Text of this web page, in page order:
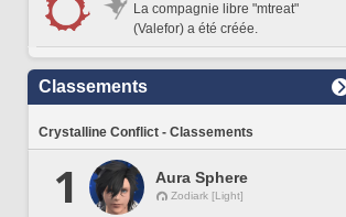
La compagnie libre "mtreat"
(Valefor) a été créée.
Classements
Crystalline Conflict - Classements
1 Aura Sphere
Zodiark [Light]